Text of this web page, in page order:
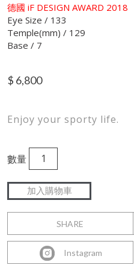
德國 iF DESIGN AWARD 2018
Eye Size / 133
Temple(mm) / 129
Base / 7
$ 6,800
Enjoy your sporty life.
數量
SHARE
Instagram